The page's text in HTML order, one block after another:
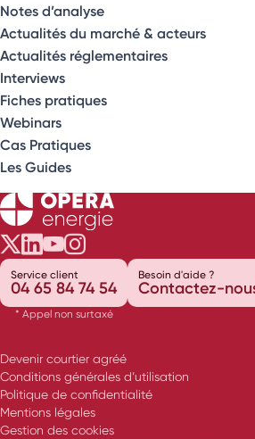
Notes d’analyse
Actualités du marché & acteurs
Actualités réglementaires
Interviews
Fiches pratiques
Webinars
Cas Pratiques
Les Guides
Opéra Énergie sur Twitter
Opéra Énergie sur
Opéra Énergie sur
Opéra Énergie sur
Service client
04 65 84 74 54
* Appel non surtaxé
Besoin d'aide ?
Contactez-
Devenir courtier agréé
Conditions générales d’utilisation
Politique de confidentialité
Mentions légales
Gestion des cookies